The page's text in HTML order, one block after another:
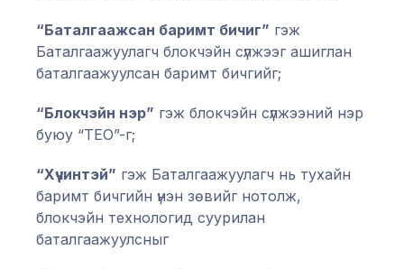
“Баталгаажсан баримт бичиг” гэж
Баталгаажуулагч блокчэйн сүлжээг ашиглан
баталгаажуулсан баримт бичгийг;
“Блокчэйн нэр” гэж блокчэйн сүлжээний нэр
буюу “TEO”-г;
“Хүчинтэй” гэж Баталгаажуулагч нь тухайн
баримт бичгийн үнэн зөвийг нотолж,
блокчэйн технологид суурилан
баталгаажуулсныг